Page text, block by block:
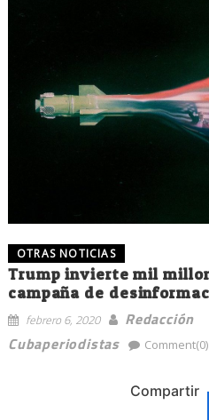
OTRAS NOTICIAS
Trump invierte mil
campaña de
febrero 6, 2020
Redacción
Cubaperiodistas
Comment(0)
Compartir